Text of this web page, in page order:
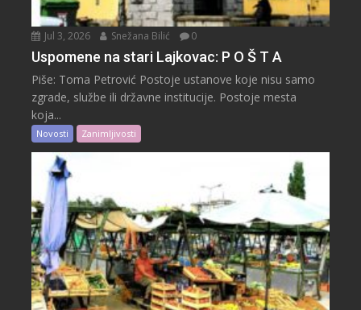
Jul 3, 2026 Snežana Bilić 0
Uspomene na stari Lajkovac: P O Š T A
Piše: Toma Petrović Postoje ustanove koje nisu samo
zgrade, službe ili državne institucije. Postoje mesta
koja...
Novosti Zanimljivosti